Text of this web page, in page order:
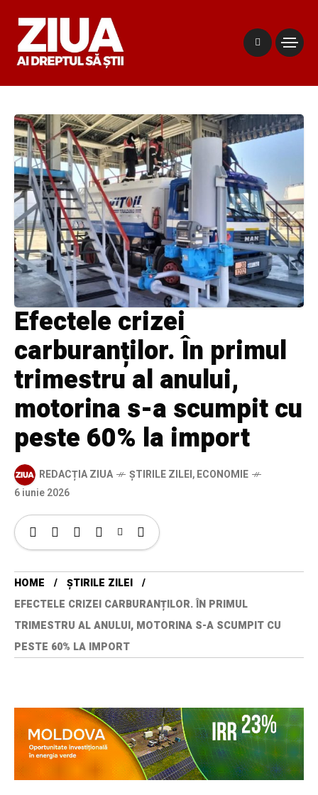
Efectele crizei
carburanților. În primul
trimestru al anului,
motorina s-a scumpit cu
peste 60% la import
REDACȚIA ZIUA ȘTIRILE ZILEI,ECONOMIE
6 iunie 2026
HOME
ȘTIRILE ZILEI
EFECTELE CRIZEI CARBURANȚILOR. ÎN PRIMUL
TRIMESTRU AL ANULUI, MOTORINA S-A SCUMPIT CU
PESTE 60% LA IMPORT